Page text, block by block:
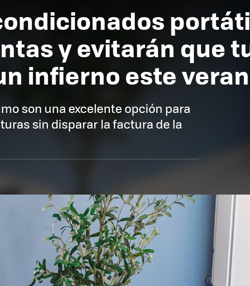
y evitarán que
infierno este
son una excelente opción para
sin disparar la factura de la